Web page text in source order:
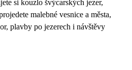
si kouzlo švýcarských jezer,
malebné vesnice a města,
plavby po jezerech i návštěvy